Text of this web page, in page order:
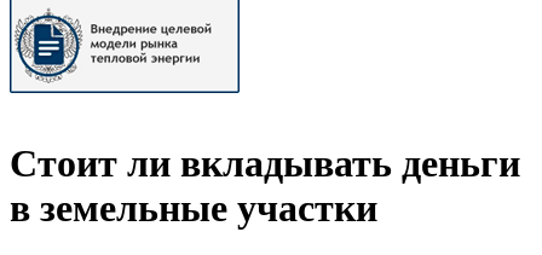
Стоит ли вкладывать деньги
в земельные участки